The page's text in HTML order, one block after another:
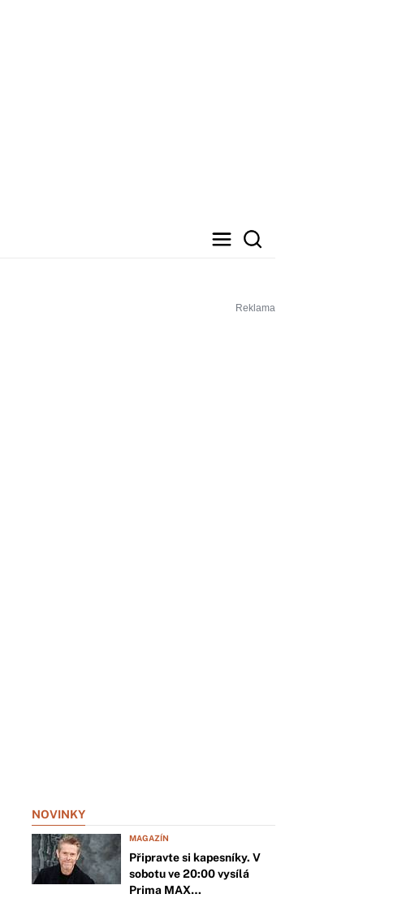
NOVINKY
MAGAZÍN
Připravte si kapesníky. V
sobotu ve 20:00 vysílá
Prima MAX…